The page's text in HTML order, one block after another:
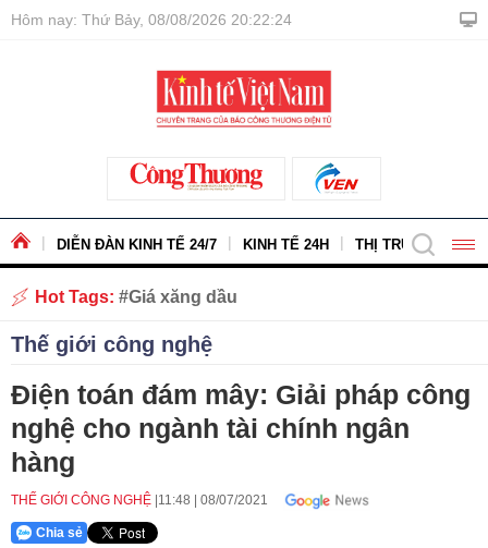
Hôm nay: Thứ Bảy, 08/08/2026 20:22:25
DIỄN ĐÀN KINH TẾ 24/7 KINH TẾ 24H THỊ TRƯỜNG -
Hot Tags: Giá xăng dầu
Thế giới công nghệ
Điện toán đám mây: Giải pháp công
nghệ cho ngành tài chính ngân
hàng
THẾ GIỚI CÔNG NGHỆ 11:48 08/07/2021
Chia sẻ